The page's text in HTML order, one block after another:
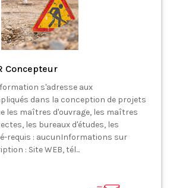
Concepteur
s'adresse aux
dans la conception de projets
les maîtres d'ouvrage, les maîtres
les bureaux d'études, les
requis : aucunInformations sur
: Site WEB, tél...